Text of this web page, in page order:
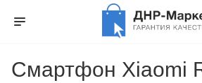
Смартфон Xiaomi